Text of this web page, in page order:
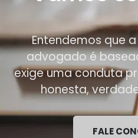
Entendemos que
advogado é
exige uma conduta
honesta,
FALE